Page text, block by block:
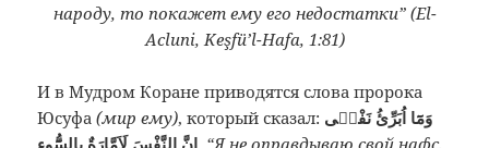
народу, то покажет ему его недостатки” (El-
Acluni, Keşfü’l-Hafa, 1:81)
И в Мудром Коране приводятся слова пророка
Юсуфа(мир ему), который сказал: وَمَٓا اُبَرِّئُ نَفْسٖى